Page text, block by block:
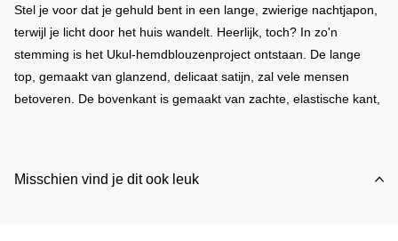
Stel je voor dat je gehuld bent in een lange, zwierige nachtjapon,
terwijl je licht door het huis wandelt. Heerlijk, toch? In zo'n
stemming is het Ukul-hemdblouzenproject ontstaan. De lange
top, gemaakt van glanzend, delicaat satijn, zal vele mensen
betoveren. De bovenkant is gemaakt van zachte, elastische kant,
pakket (ideaal als cadeau).
Misschien vind je dit ook leuk